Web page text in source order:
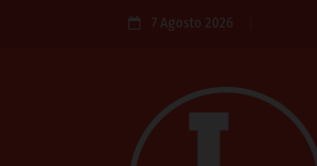
7 Agosto 2026